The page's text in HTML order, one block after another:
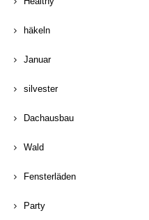
häkeln
Januar
silvester
Dachausbau
Wald
Fensterläden
Party